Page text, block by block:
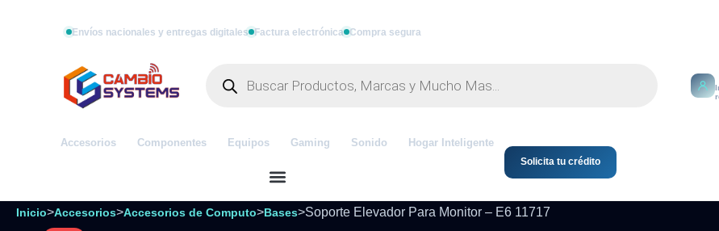
Envíos nacionales y entregas digitales Factura electrónica Compra segura
Accesorios Componentes Equipos Gaming Sonido
Hogar Inteligente
Solicita tu crédito
Inicio>Accesorios>Accesorios de Computo>Bases>Soporte Elevador Para Monitor – E6 11717